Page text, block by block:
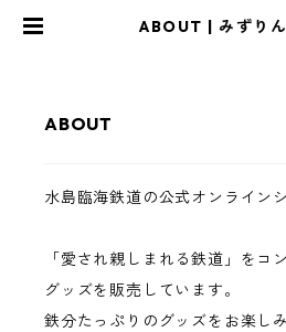
ABOUT | みずり
ABOUT
水島臨海鉄道の公式オンライン
「愛され親しまれる鉄道」をコ
グッズを販売しています。
鉄分たっぷりのグッズをお楽し